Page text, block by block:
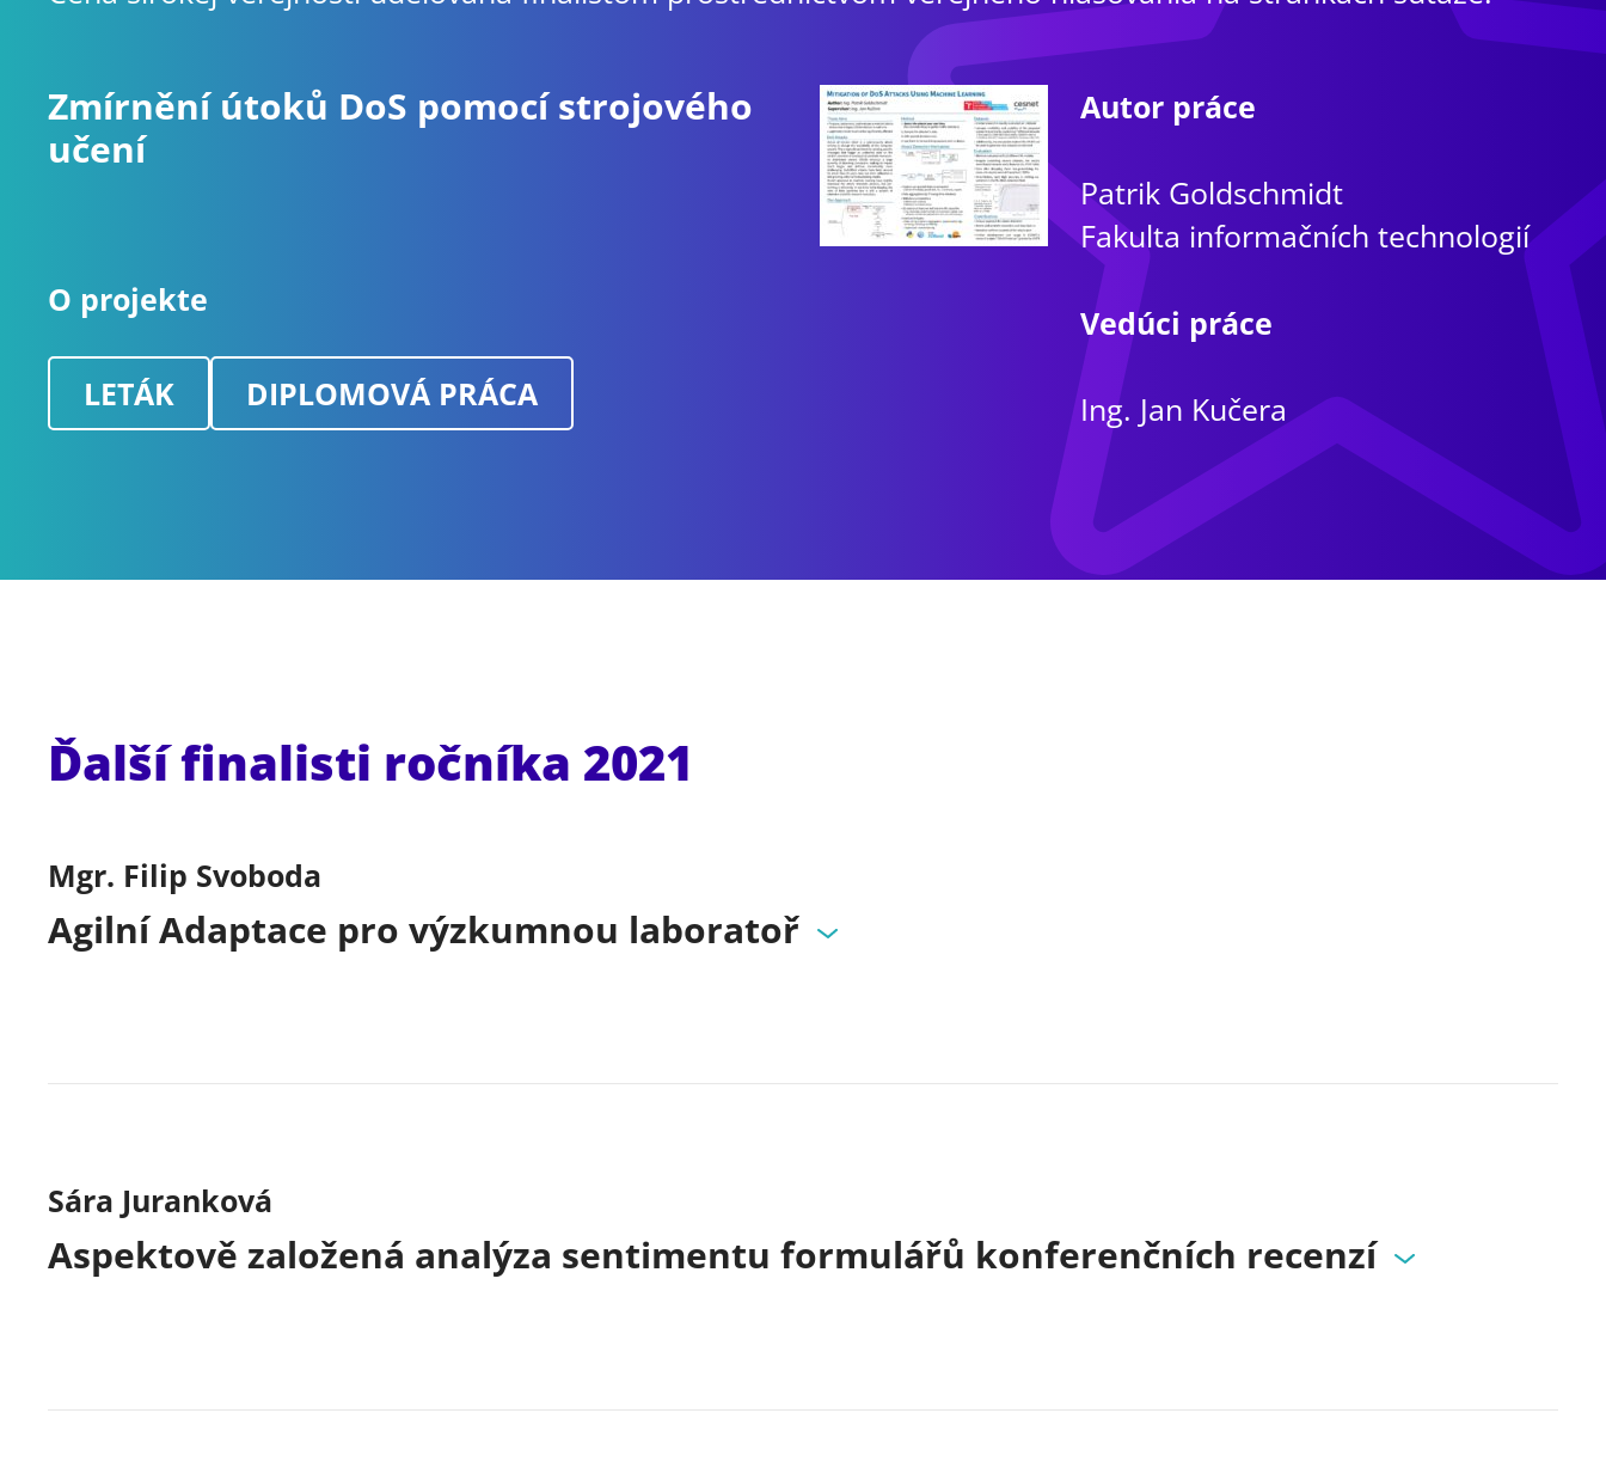
Zmírnění útoků DoS pomocí strojového
učení
Autor práce
Patrik Goldschmidt
Fakulta informačních technologií
Vedúci práce
Ing. Jan Kučera
O projekte
LETÁK DIPLOMOVÁ PRÁCA
Ďalší finalisti ročníka 2021
Mgr. Filip Svoboda
Agilní Adaptace pro výzkumnou laboratoř
Sára Juranková
Aspektově založená analýza sentimentu formulářů konferenčních recenzí